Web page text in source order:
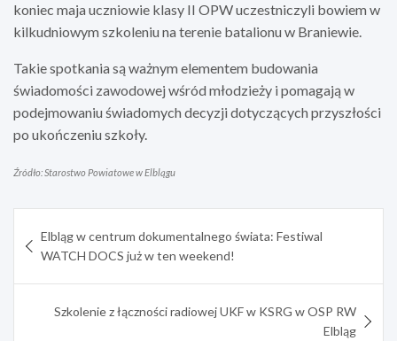
koniec maja uczniowie klasy II OPW uczestniczyli bowiem w
kilkudniowym szkoleniu na terenie batalionu w Braniewie.
Takie spotkania są ważnym elementem budowania
świadomości zawodowej wśród młodzieży i pomagają w
podejmowaniu świadomych decyzji dotyczących przyszłości
po ukończeniu szkoły.
Źródło: Starostwo Powiatowe w Elblągu
wpisu
Elbląg w centrum dokumentalnego świata: Festiwal
WATCH DOCS już w ten weekend!
Szkolenie z łączności radiowej UKF w KSRG w OSP RW
Elbląg